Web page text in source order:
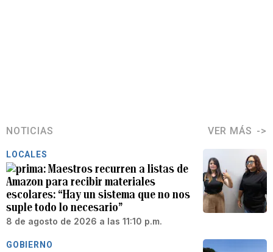
NOTICIAS VER MÁS
LOCALES
Maestros recurren a listas de
Amazon para recibir materiales
escolares: “Hay un sistema que no nos
suple todo lo necesario”
8 de agosto de 2026 a las 11:10 p.m.
GOBIERNO